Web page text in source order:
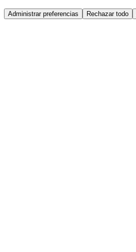
Administrar preferencias Rechazar todo